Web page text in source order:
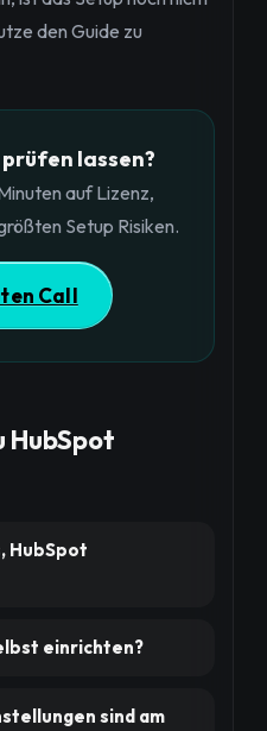
den Guide zu
lassen?
auf Lizenz,
Setup Risiken.
Call
HubSpot
HubSpot
einrichten?
sind am